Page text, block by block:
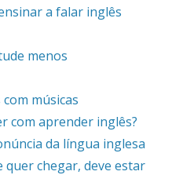
a falar inglês
menos
músicas
com aprender inglês?
da língua inglesa
quer chegar, deve estar